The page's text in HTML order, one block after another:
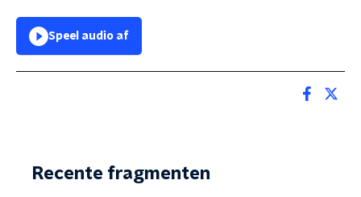
Speel audio af
Recente fragmenten